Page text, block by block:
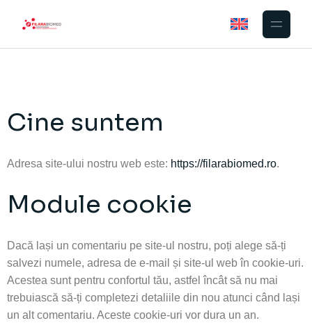
Cine suntem
Adresa site-ului nostru web este: https://filarabiomed.ro.
Module cookie
Dacă lași un comentariu pe site-ul nostru, poți alege să-ți
salvezi numele, adresa de e-mail și site-ul web în cookie-uri.
Acestea sunt pentru confortul tău, astfel încât să nu mai
trebuiască să-ți completezi detaliile din nou atunci când lași
un alt comentariu. Aceste cookie-uri vor dura un an.